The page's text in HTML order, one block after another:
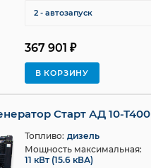
367 901 ₽
В КОРЗИНУ
2 - автозапуск
Старт АД 10-Т400
Топливо: дизель
Мощность максимальная:
11 кВт (15.6 кВА)